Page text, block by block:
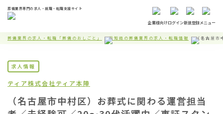
葬儀業界専門の求人・就職・転職支援サイト
企業様向けログイン新規登録メニュー
葬儀業界の求人・転職「葬儀のおしごと」 愛知県の葬儀業界の求人・転職情報 （名古屋市
求人情報
ティア株式会社ティア本陣
（名古屋市中村区）お葬式に関わる運営担当